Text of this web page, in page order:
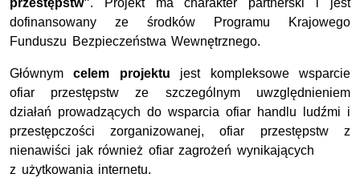
przestępstw”. Projekt ma charakter partnerski i jest
dofinansowany ze środków Programu Krajowego
Funduszu Bezpieczeństwa Wewnętrznego.
Głównymcelem projektu jest kompleksowe wsparcie
ofiar przestępstw ze szczególnym uwzględnieniem
działań prowadzących do wsparcia ofiar handlu ludźmi i
przestępczości zorganizowanej, ofiar przestępstw z
nienawiści jak również ofiar zagrożeń wynikających
z użytkowania internetu.